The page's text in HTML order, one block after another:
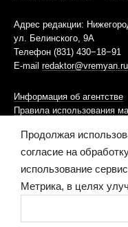
Адрес редакции:
ул. Белинского, 9А
Телефон (831) 430−18−91
E-mail redaktor@vremyan.ru
Информация об агентстве
Правила использования
Информационная
Ресурс содержит
Продолжая
согласие на
использование
Метрика, в целях